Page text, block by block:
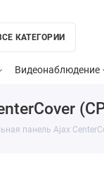
КАТЕГОРИИ
Видеонаблюдение
панель Ajax